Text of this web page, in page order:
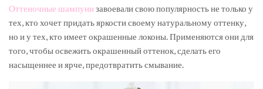
Оттеночные шампуни завоевали свою популярность не только у
тех, кто хочет придать яркости своему натуральному оттенку,
но и у тех, кто имеет окрашенные локоны. Применяются они для
того, чтобы освежить окрашенный оттенок, сделать его
насыщеннее и ярче, предотвратить смывание.